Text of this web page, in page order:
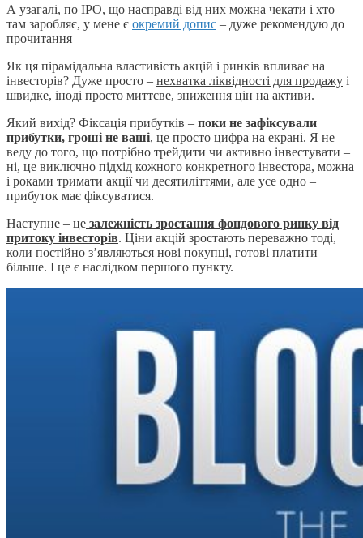
А узагалі, по IPO, що насправді від них можна чекати і хто
там заробляє, у мене є окремий допис – дуже рекомендую до
прочитання
Як ця пірамідальна властивість акцій і ринків впливає на
інвесторів? Дуже просто – нехватка ліквідності для продажу і
швидке, іноді просто миттєве, зниження цін на активи.
Який вихід? Фіксація прибутків – поки не зафіксували
прибутки, гроші не ваші, це просто цифра на екрані. Я не
веду до того, що потрібно трейдити чи активно інвестувати –
ні, це виключно підхід кожного конкретного інвестора, можна
і роками тримати акції чи десятиліттями, але усе одно –
прибуток має фіксуватися.
Наступне – це залежність зростання фондового ринку від
притоку інвесторів. Ціни акцій зростають переважно тоді,
коли постійно з’являються нові покупці, готові платити
більше. І це є наслідком першого пункту.